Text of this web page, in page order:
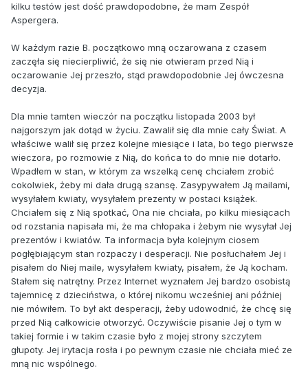
kilku testów jest dość prawdopodobne, że mam Zespół
Aspergera.
W każdym razie B. początkowo mną oczarowana z czasem
zaczęła się niecierpliwić, że się nie otwieram przed Nią i
oczarowanie Jej przeszło, stąd prawdopodobnie Jej ówczesna
decyzja.
Dla mnie tamten wieczór na początku listopada 2003 był
najgorszym jak dotąd w życiu. Zawalił się dla mnie cały Świat. A
właściwe walił się przez kolejne miesiące i lata, bo tego pierwsze
wieczora, po rozmowie z Nią, do końca to do mnie nie dotarło.
Wpadłem w stan, w którym za wszelką cenę chciałem zrobić
cokolwiek, żeby mi dała drugą szansę. Zasypywałem Ją mailami,
wysyłałem kwiaty, wysyłałem prezenty w postaci książek.
Chciałem się z Nią spotkać, Ona nie chciała, po kilku miesiącach
od rozstania napisała mi, że ma chłopaka i żebym nie wysyłał Jej
prezentów i kwiatów. Ta informacja była kolejnym ciosem
pogłębiającym stan rozpaczy i desperacji. Nie posłuchałem Jej i
pisałem do Niej maile, wysyłałem kwiaty, pisałem, że Ją kocham.
Stałem się natrętny. Przez Internet wyznałem Jej bardzo osobistą
tajemnicę z dzieciństwa, o której nikomu wcześniej ani później
nie mówiłem. To był akt desperacji, żeby udowodnić, że chcę się
przed Nią całkowicie otworzyć. Oczywiście pisanie Jej o tym w
takiej formie i w takim czasie było z mojej strony szczytem
głupoty. Jej irytacja rosła i po pewnym czasie nie chciała mieć ze
mną nic wspólnego.